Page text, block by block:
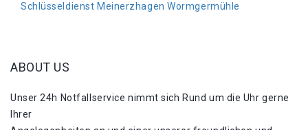
Schlüsseldienst Meinerzhagen Wormgermühle
ABOUT US
Unser 24h Notfallservice nimmt sich Rund um die Uhr gerne
Ihrer